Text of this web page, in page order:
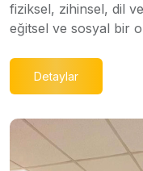
fiziksel, zihinsel, dil
eğitsel ve sosyal bir
Detaylar